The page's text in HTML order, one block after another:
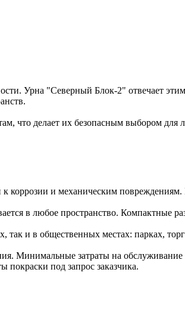
Урна "Северный Блок-2" отвечает
что делает их безопасным выбором для
коррозии и механическим
в любое пространство. Компактные
так и в общественных местах: парках,
Минимальные затраты на
под запрос заказчика.